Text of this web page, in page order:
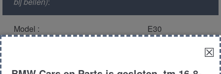
Model : E30
☒